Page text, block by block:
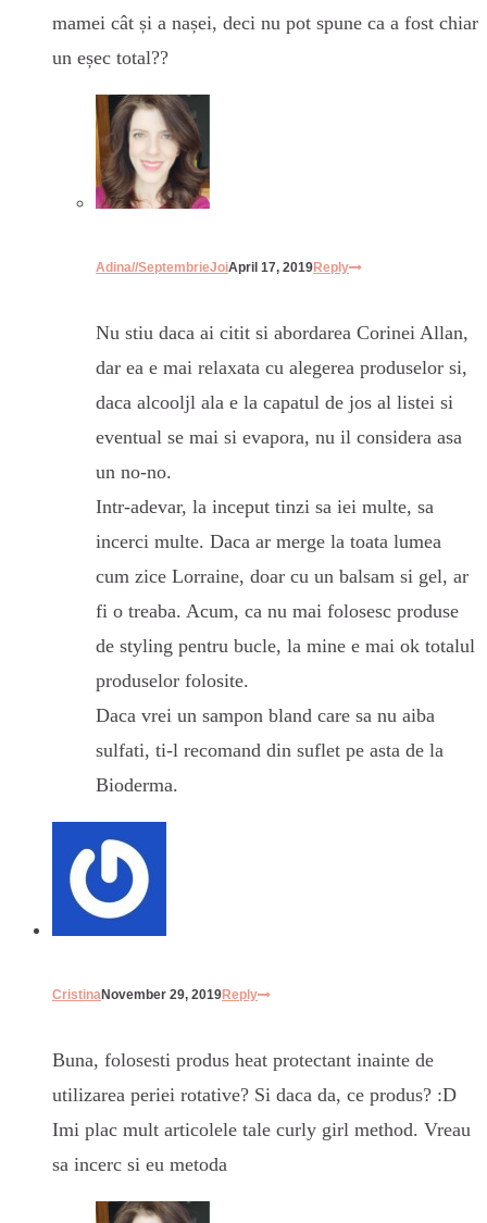
mamei cât și a nașei, deci nu pot spune ca a fost chiar
un eșec total??
Adina//SeptembrieJoiApril 17, 2019Reply
Nu stiu daca ai citit si abordarea Corinei Allan,
dar ea e mai relaxata cu alegerea produselor si,
daca alcooljl ala e la capatul de jos al listei si
eventual se mai si evapora, nu il considera asa
un no-no.
Intr-adevar, la inceput tinzi sa iei multe, sa
incerci multe. Daca ar merge la toata lumea
cum zice Lorraine, doar cu un balsam si gel, ar
fi o treaba. Acum, ca nu mai folosesc produse
de styling pentru bucle, la mine e mai ok totalul
produselor folosite.
Daca vrei un sampon bland care sa nu aiba
sulfati, ti-l recomand din suflet pe asta de la
Bioderma.
CristinaNovember 29, 2019Reply
Buna, folosesti produs heat protectant inainte de
utilizarea periei rotative? Si daca da, ce produs? :D
Imi plac mult articolele tale curly girl method. Vreau
sa incerc si eu metoda